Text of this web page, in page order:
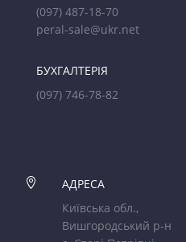
(097) 487-18-70
peral-sale@ukr.net
БУХГАЛТЕРІЯ
(097) 746-78-82

АДРЕСА
Київська обл.,
Вишгородський р-н